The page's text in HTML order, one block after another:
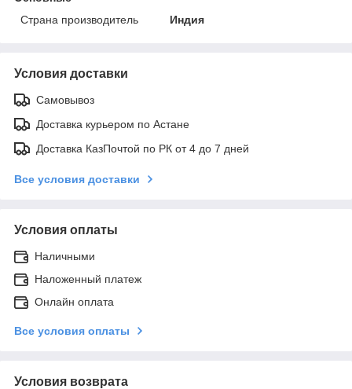
Страна производитель
Индия
Условия доставки
Самовывоз
Доставка курьером по Астане
Доставка КазПочтой по РК от 4 до 7 дней
Все условия доставки
Условия оплаты
Наличными
Наложенный платеж
Онлайн оплата
Все условия оплаты
Условия возврата